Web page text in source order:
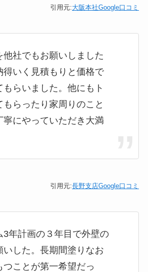
引用元:大阪本社Google口コミ
他社でもお願いしました
得いく見積もりと価格で
もらいました。他にもト
もらったり家周りのこと
寧にやっていただき大満
引用元:長野支店Google口コミ
3年計画の３年目で外壁の
いした。長期間塗りなお
つことが第一希望だっ